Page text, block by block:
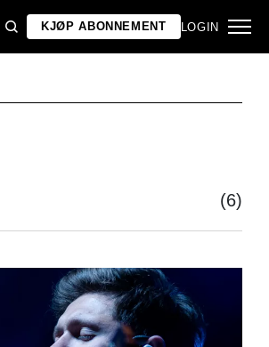
KJØP ABONNEMENT LOGIN
(6)